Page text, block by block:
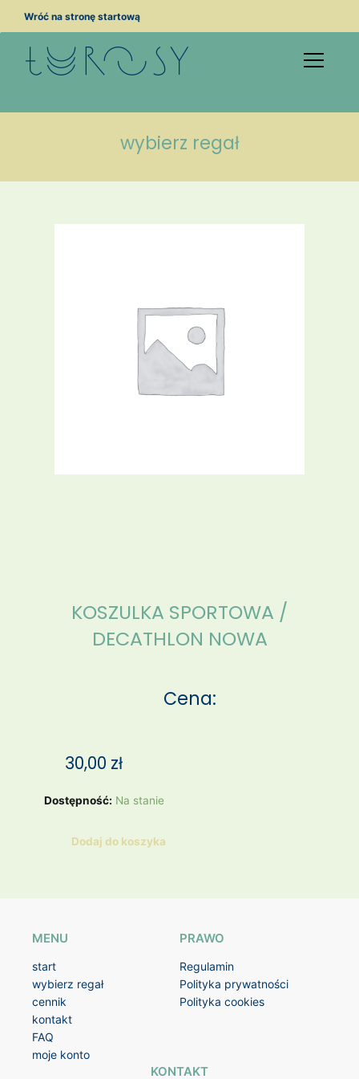
Wróć na stronę startową
wybierz regał
KOSZULKA SPORTOWA /
DECATHLON NOWA
Cena:
30,00 zł
Dostępność: Na stanie
ilość
SPORTOWA
Dodaj do koszyka
MENU
start
wybierz regał
cennik
kontakt
FAQ
moje konto
PRAWO
Regulamin
Polityka prywatności
Polityka cookies
KONTAKT